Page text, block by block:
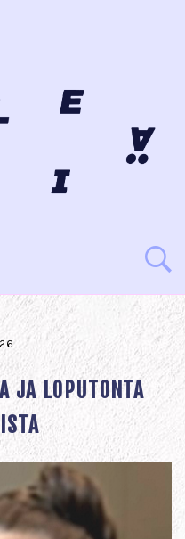
JA LOPUTONTA